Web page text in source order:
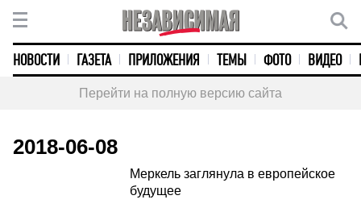
НОВОСТИ ГАЗЕТА ПРИЛОЖЕНИЯ ТЕМЫ ФОТО ВИДЕО
Перейти на полную версию сайта
2018-06-08
Меркель заглянула в европейское
будущее